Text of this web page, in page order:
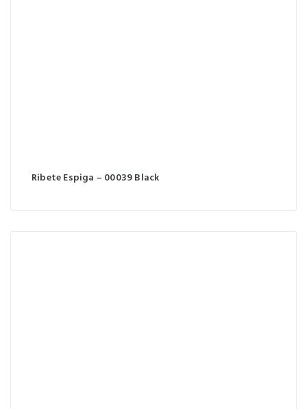
Ribete Espiga – 00039 Black